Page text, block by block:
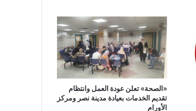
‎«الصحة» تعلن عودة العمل وانتظام
تقديم الخدمات بعيادة مدينة نصر ومركز
الأورام